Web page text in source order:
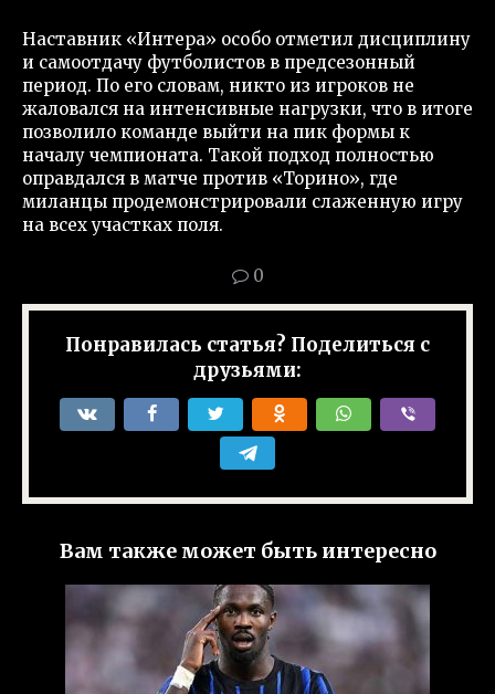
Наставник «Интера» особо отметил дисциплину
и самоотдачу футболистов в предсезонный
период. По его словам, никто из игроков не
жаловался на интенсивные нагрузки, что в итоге
позволило команде выйти на пик формы к
началу чемпионата. Такой подход полностью
оправдался в матче против «Торино», где
миланцы продемонстрировали слаженную игру
на всех участках поля.
0
Понравилась статья? Поделиться с
друзьями:
Вам также может быть интересно